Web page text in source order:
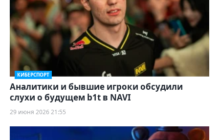
КИБЕРСПОРТ
Аналитики и бывшие игроки обсудили
слухи о будущем b1t в NAVI
29 июня 2026 21:55